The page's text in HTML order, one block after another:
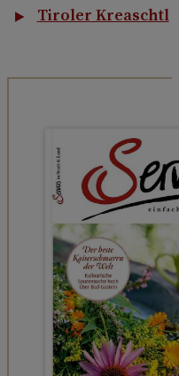
Tiroler Kreaschtl